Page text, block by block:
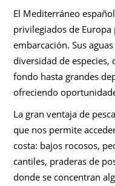
El Mediterráneo
privilegiados de
embarcación. Sus
diversidad de especies,
fondo hasta grandes
ofreciendo
La gran ventaja de
que nos permite
costa: bajos rocosos,
cantiles, praderas de
donde se concentran